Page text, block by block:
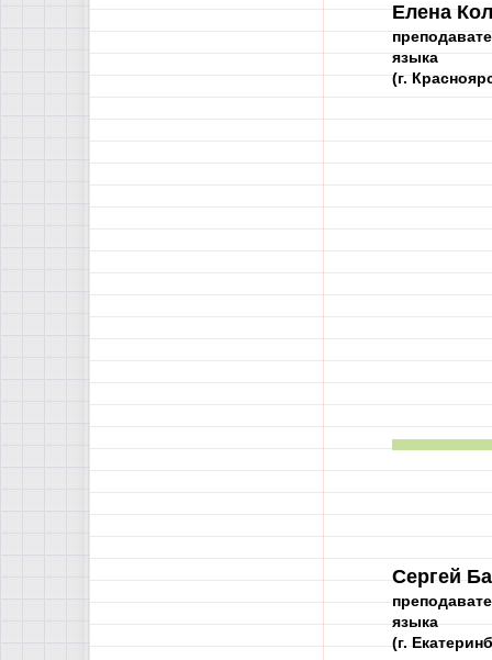
Елена
языка
(г.
Сергей
языка
(г.